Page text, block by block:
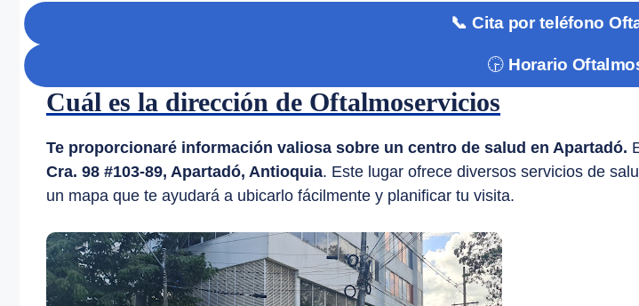
📞 Cita por teléfono
🕞 Horario
Cuál es la dirección de Oftalmoservicios
Te proporcionaré información valiosa sobre un centro de salud en Apartadó.
Cra. 98 #103-89, Apartadó, Antioquia. Este lugar ofrece diversos servicios de
un mapa que te ayudará a ubicarlo fácilmente y planificar tu visita.